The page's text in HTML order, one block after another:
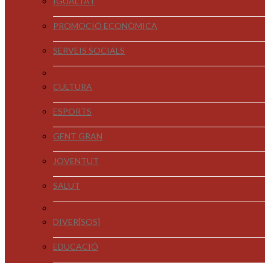
PROMOCIÓ ECONÒMICA
SERVEIS SOCIALS
CULTURA
ESPORTS
GENT GRAN
JOVENTUT
SALUT
DIVER[SOS]
EDUCACIÓ